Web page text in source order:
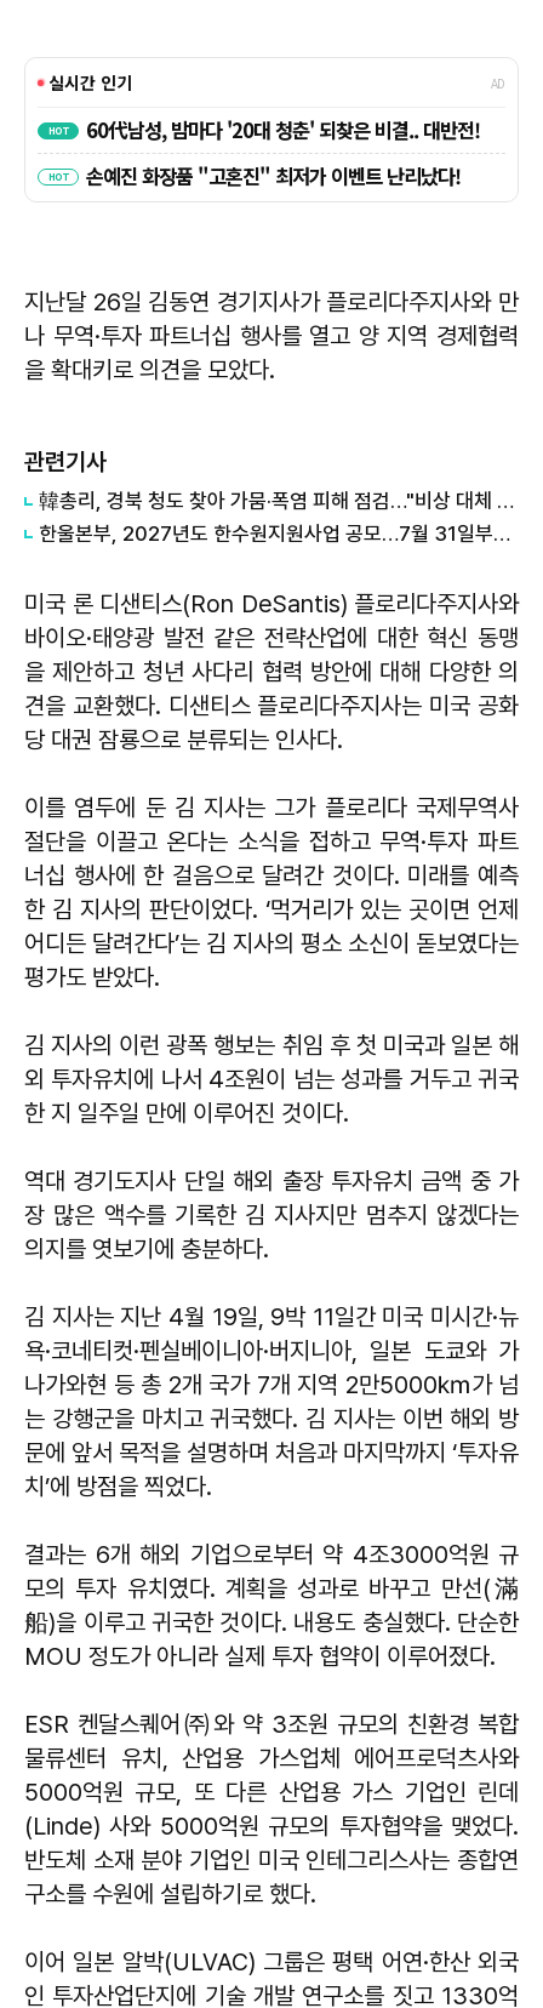
지난달 26일 김동연 경기지사가 플로리다주지사와 만
나 무역·투자 파트너십 행사를 열고 양 지역 경제협력
을 확대키로 의견을 모았다.
관련기사
韓총리, 경북 청도 찾아 가뭄·폭염 피해 점검…"비상 대체 수원 적극 활용"
한울본부, 2027년도 한수원지원사업 공모…7월 31일부터 접수
미국 론 디샌티스(Ron DeSantis) 플로리다주지사와
바이오·태양광 발전 같은 전략산업에 대한 혁신 동맹
을 제안하고 청년 사다리 협력 방안에 대해 다양한 의
견을 교환했다. 디샌티스 플로리다주지사는 미국 공화
당 대권 잠룡으로 분류되는 인사다.
이를 염두에 둔 김 지사는 그가 플로리다 국제무역사
절단을 이끌고 온다는 소식을 접하고 무역·투자 파트
너십 행사에 한 걸음으로 달려간 것이다. 미래를 예측
한 김 지사의 판단이었다. ‘먹거리가 있는 곳이면 언제
어디든 달려간다’는 김 지사의 평소 소신이 돋보였다는
평가도 받았다.
김 지사의 이런 광폭 행보는 취임 후 첫 미국과 일본 해
외 투자유치에 나서 4조원이 넘는 성과를 거두고 귀국
한 지 일주일 만에 이루어진 것이다.
역대 경기도지사 단일 해외 출장 투자유치 금액 중 가
장 많은 액수를 기록한 김 지사지만 멈추지 않겠다는
의지를 엿보기에 충분하다.
김 지사는 지난 4월 19일, 9박 11일간 미국 미시간·뉴
욕·코네티컷·펜실베이니아·버지니아, 일본 도쿄와 가
나가와현 등 총 2개 국가 7개 지역 2만5000㎞가 넘
는 강행군을 마치고 귀국했다. 김 지사는 이번 해외 방
문에 앞서 목적을 설명하며 처음과 마지막까지 ‘투자유
치’에 방점을 찍었다.
결과는 6개 해외 기업으로부터 약 4조3000억원 규
모의 투자 유치였다. 계획을 성과로 바꾸고 만선(滿
船)을 이루고 귀국한 것이다. 내용도 충실했다. 단순한
MOU 정도가 아니라 실제 투자 협약이 이루어졌다.
ESR 켄달스퀘어㈜와 약 3조원 규모의 친환경 복합
물류센터 유치, 산업용 가스업체 에어프로덕츠사와
5000억원 규모, 또 다른 산업용 가스 기업인 린데
(Linde) 사와 5000억원 규모의 투자협약을 맺었다.
반도체 소재 분야 기업인 미국 인테그리스사는 종합연
구소를 수원에 설립하기로 했다.
이어 일본 알박(ULVAC) 그룹은 평택 어연·한산 외국
인 투자산업단지에 기술 개발 연구소를 짓고 1330억